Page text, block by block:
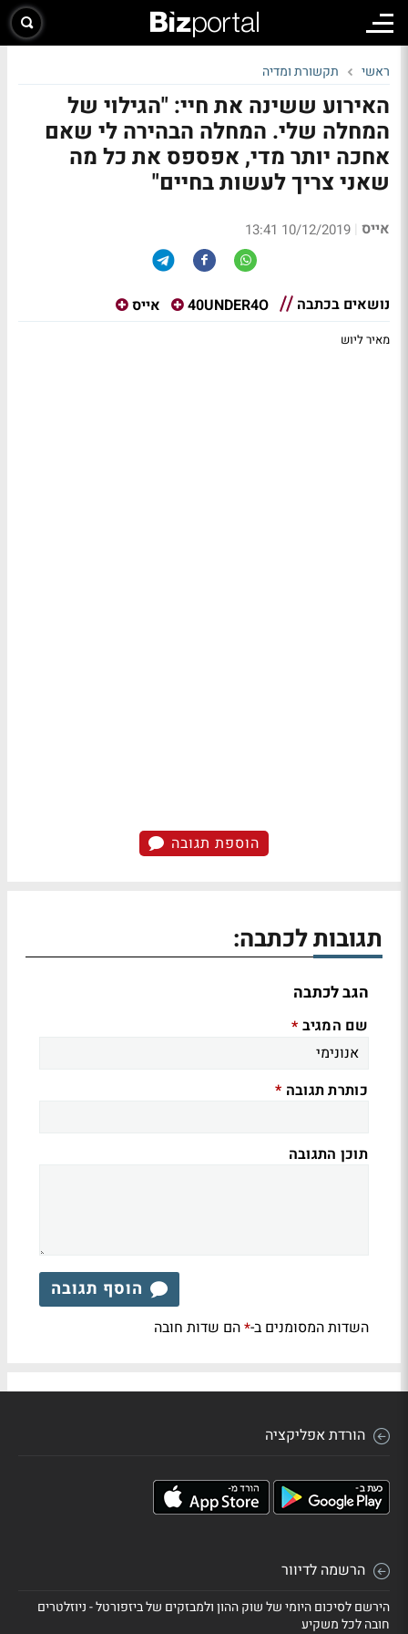
ראשי תקשורת ומדיה
האירוע ששינה את חיי: "הגילוי של
המחלה שלי. המחלה הבהירה לי שאם
אחכה יותר מדי, אפספס את כל מה
שאני צריך לעשות בחיים"
אייס |
10/12/2019 13:41
נושאים בכתבה 40UNDER4O אייס
מאיר ליוש
הוספת תגובה
תגובות לכתבה:
הגב לכתבה
שם המגיב *
כותרת תגובה *
תוכן התגובה
הוסף תגובה
השדות המסומנים ב-*הם שדות חובה
הורדת אפליקציה
הרשמה לדיוור
הירשם לסיכום היומי של שוק ההון ולמבזקים של ביזפורטל - ניוזלטרים
חובה לכל משקיע